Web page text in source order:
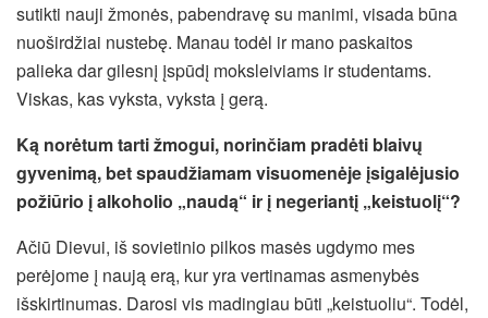
sutikti nauji žmonės, pabendravę su manimi, visada būna
nuoširdžiai nustebę. Manau todėl ir mano paskaitos
palieka dar gilesnį įspūdį moksleiviams ir studentams.
Viskas, kas vyksta, vyksta į gerą.
Ką norėtum tarti žmogui, norinčiam pradėti blaivų
gyvenimą, bet spaudžiamam visuomenėje įsigalėjusio
požiūrio į alkoholio „naudą“ ir į negeriantį „keistuolį“?
Ačiū Dievui, iš sovietinio pilkos masės ugdymo mes
perėjome į naują erą, kur yra vertinamas asmenybės
išskirtinumas. Darosi vis madingiau būti „keistuoliu“. Todėl,